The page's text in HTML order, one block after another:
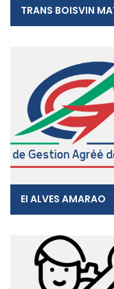
EI ALVES AMARAO